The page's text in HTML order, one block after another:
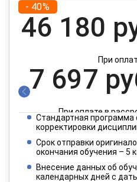
- 40%
46 180
При
7 697
При оплате в
3 849
При оплате в
Стандартная
корректировки
Срок отправки
окончания обучения – 5
Внесение данных об
календарных дней с